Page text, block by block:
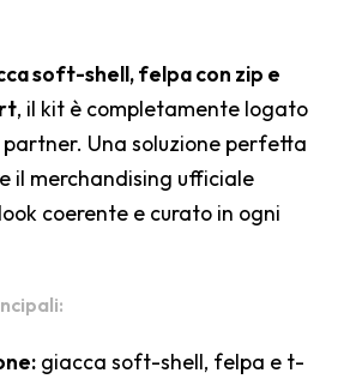
soft-shell, felpa con zip e
, il kit è completamente logato
Una soluzione perfetta
il merchandising ufficiale
coerente e curato in ogni
giacca soft-shell, felpa e t-